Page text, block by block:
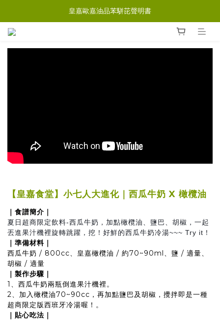
皇嘉歐嘉油品苯駢芘聲明書
【皇嘉食堂】小七人大進化｜西瓜牛奶 X 橄欖油
｜食譜簡介｜
夏日超商限定飲料-西瓜牛奶， 加點橄欖油、鹽巴、胡椒，一起
丟進果汁機裡旋轉跳躍， 挖！好鮮的西瓜牛奶冷湯~~~ Try it！
｜準備材料｜
西瓜牛奶 / 800cc、皇嘉橄欖油 / 約70~90ml、鹽 / 適量、
胡椒 / 適量
｜製作步驟｜
1、西瓜牛奶兩瓶倒進果汁機裡。
2、加入橄欖油70~90cc，再加點鹽巴及胡椒，攪拌即是一種
超商限定版西班牙冷湯喔！ 。
｜貼心吃法｜